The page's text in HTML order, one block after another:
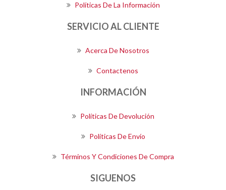
Políticas De La Información
SERVICIO AL CLIENTE
Acerca De Nosotros
Contactenos
INFORMACIÓN
Políticas De Devolución
Políticas De Envío
Términos Y Condiciones De Compra
SIGUENOS